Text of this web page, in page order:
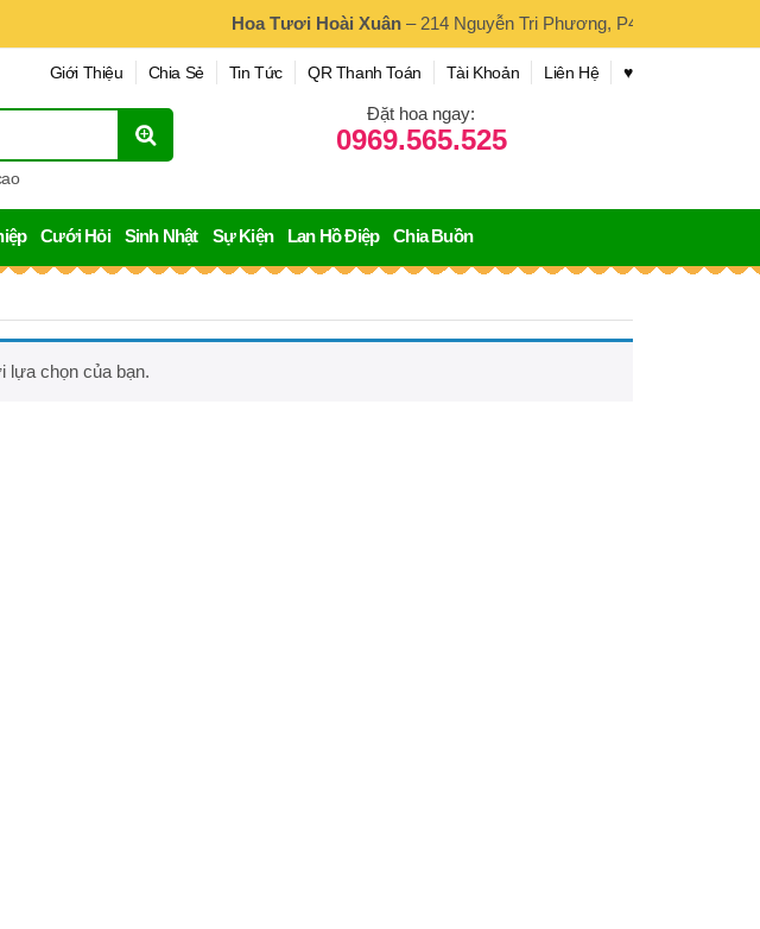
Hoa Tươi Hoài Xuân– 214 Nguyễn Tri Phương, P4, Q10, TP.HCM. Phục
Giới Thiệu Chia Sẻ Tin Tức QR Thanh Toán Tài Khoản Liên Hệ ♥︎
Đặt hoa ngay:
0969.565.525
Cưới Hỏi Sinh Nhật Sự Kiện Lan Hồ Điệp Chia Buồn
lựa chọn của bạn.